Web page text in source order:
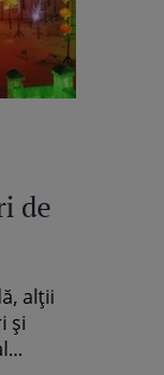
de
alţii
şi